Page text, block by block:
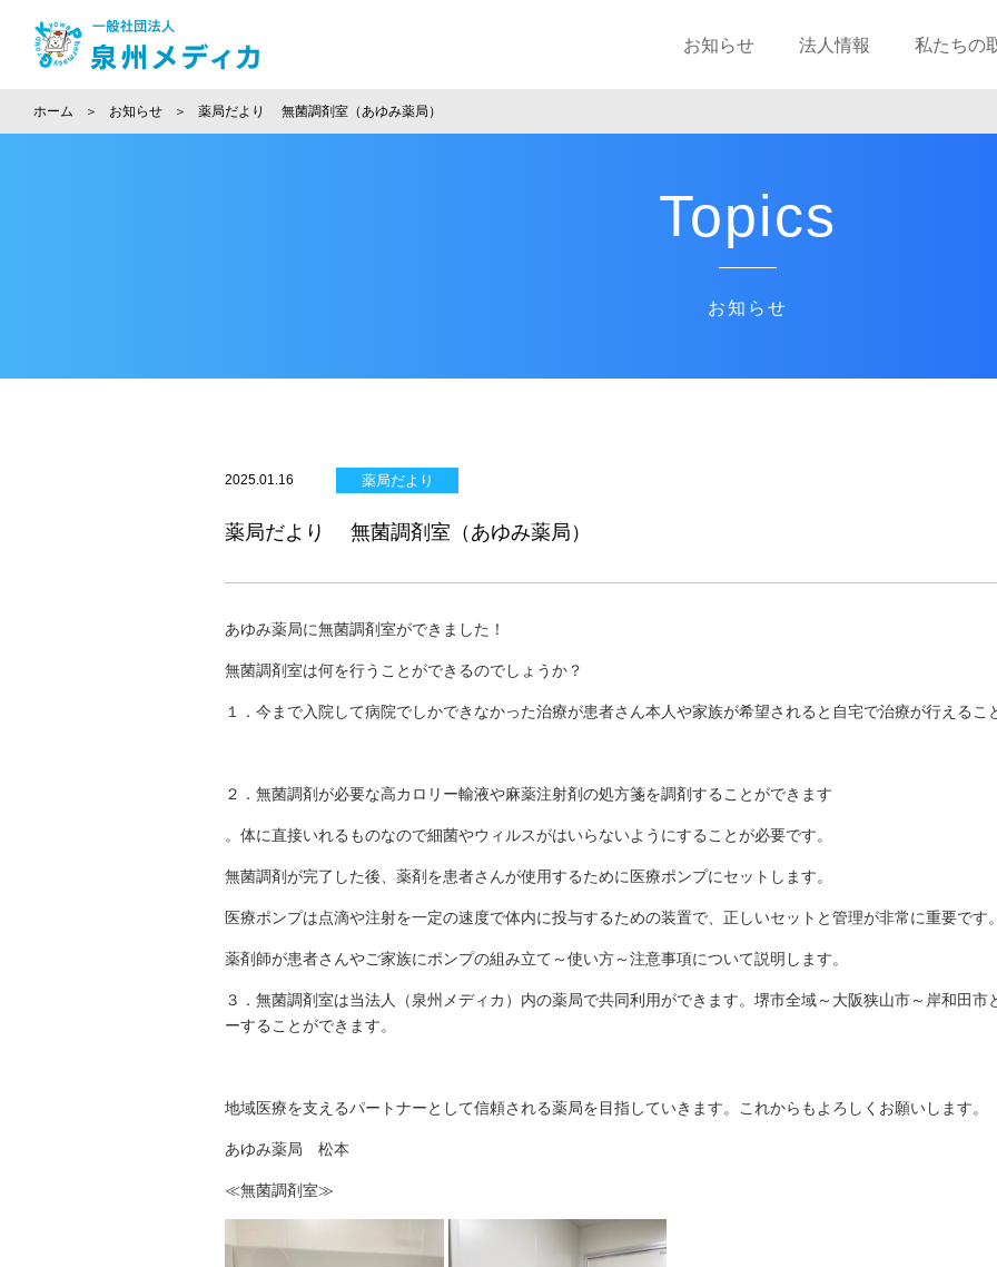
お知らせ 法人情報 私たちの
ホーム お知らせ 薬局だより 無菌調剤室（あゆみ薬局）
Topics
お知らせ
2025.01.16 薬局だより
薬局だより 無菌調剤室（あゆみ薬局）
あゆみ薬局に無菌調剤室ができました！
無菌調剤室は何を行うことができるのでしょうか？
１．今まで入院して病院でしかできなかった治療が患者さん本人や家族が希望されると自宅で治療が行えるこ
２．無菌調剤が必要な高カロリー輸液や麻薬注射剤の処方箋を調剤することができます
。体に直接いれるものなので細菌やウィルスがはいらないようにすることが必要です。
無菌調剤が完了した後、薬剤を患者さんが使用するために医療ポンプにセットします。
医療ポンプは点滴や注射を一定の速度で体内に投与するための装置で、正しいセットと管理が非常に重要です。
薬剤師が患者さんやご家族にポンプの組み立て～使い方～注意事項について説明します。
３．無菌調剤室は当法人（泉州メディカ）内の薬局で共同利用ができます。堺市全域～大阪狭山市～岸和田
ーすることができます。
地域医療を支えるパートナーとして信頼される薬局を目指していきます。これからもよろしくお願いします。
あゆみ薬局 松本
≪無菌調剤室≫